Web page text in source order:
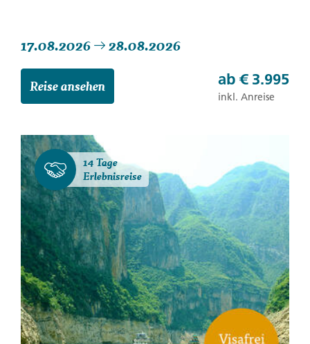
17.08.2026 28.08.2026
Reise ansehen ab € 3.995
inkl. Anreise
14 Tage
Erlebnisreise